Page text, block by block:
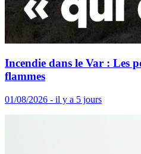
Incendie dans le Var : Les
flammes
01/08/2026 - il y a 5 jours